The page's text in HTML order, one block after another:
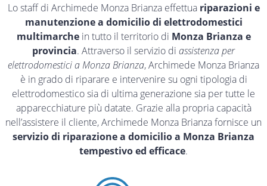
Lo staff di Archimede Monza Brianza effettua riparazioni e
manutenzione a domicilio di elettrodomestici
multimarchein tutto il territorio di Monza Brianza e
provincia. Attraverso il servizio di assistenza per
elettrodomestici a Monza Brianza, Archimede Monza Brianza
è in grado di riparare e intervenire su ogni tipologia di
elettrodomestico sia di ultima generazione sia per tutte le
apparecchiature più datate. Grazie alla propria capacità
nell’assistere il cliente, Archimede Monza Brianza fornisce un
servizio di riparazione a domicilio a Monza Brianza
tempestivo ed efficace.